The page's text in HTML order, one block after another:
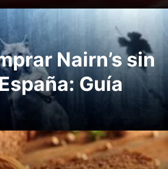
Nairn’s sin
Guía